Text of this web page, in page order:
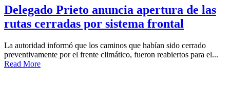
Delegado Prieto anuncia apertura de las
rutas cerradas por sistema frontal
La autoridad informó que los caminos que habían sido cerrado
preventivamente por el frente climático, fueron reabiertos para el...
Read More